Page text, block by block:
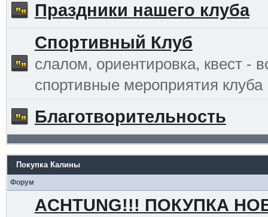
Праздники нашего клуба
Спортивный Клуб
слалом, ориентировка, квест -
спортивные мероприятия клуба
Благотворительность
Покупка Калины
Форум
ACHTUNG!!! ПОКУПКА